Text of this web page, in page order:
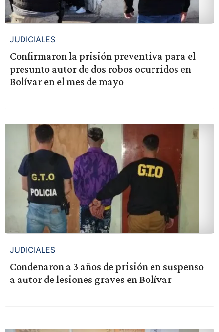
JUDICIALES
Confirmaron la prisión preventiva para el
presunto autor de dos robos ocurridos en
Bolívar en el mes de mayo
JUDICIALES
Condenaron a 3 años de prisión en suspenso
a autor de lesiones graves en Bolívar